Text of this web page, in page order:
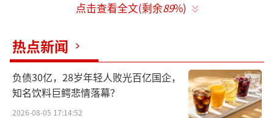
针对今年外界关于五一市场遇冷、消费疲
软的疑虑说法，微酒经过实际市场调研和经销
商采访，发现实际情况似乎并未如外界传言般
悲观。
白酒市场，稳中有变
点击查看全文(剩余89%)
热点新闻
负债30亿，28岁年轻人败光百亿国企，
知名饮料巨鳄悲情落幕？
2026-08-05 17:14:52